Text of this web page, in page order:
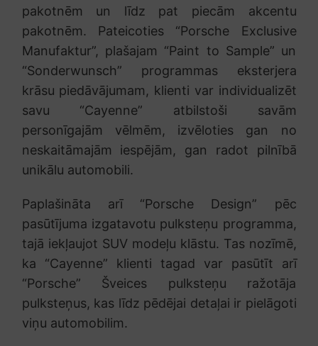
pakotnēm un līdz pat piecām akcentu
pakotnēm. Pateicoties “Porsche Exclusive
Manufaktur”, plašajam “Paint to Sample” un
“Sonderwunsch” programmas eksterjera
krāsu piedāvājumam, klienti var individualizēt
savu “Cayenne” atbilstoši savām
personīgajām vēlmēm, izvēloties gan no
neskaitāmajām iespējām, gan radot pilnībā
unikālu automobili.
Paplašināta arī “Porsche Design” pēc
pasūtījuma izgatavotu pulksteņu programma,
tajā iekļaujot SUV modeļu klāstu. Tas nozīmē,
ka “Cayenne” klienti tagad var pasūtīt arī
“Porsche” Šveices pulksteņu ražotāja
pulksteņus, kas līdz pēdējai detaļai ir pielāgoti
viņu automobilim.